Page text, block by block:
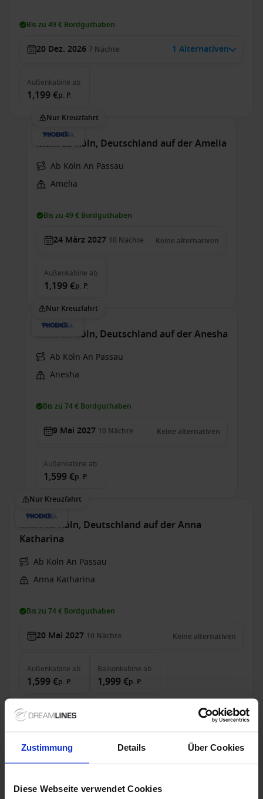
Zustimmung Details Über Cookies
Diese Webseite verwendet Cookies
Bis zu 49 € Bordguthaben
20 Dez. 2026 7 Nächte 1 Alternativen
Außenkabine ab
1,199 €p. P.
Nur Kreuzfahrt
Main ab Köln, Deutschland auf der Amelia
Ab Köln An Passau
Amelia
Bis zu 49 € Bordguthaben
24 März 2027 10 Nächte Keine alternativen
Außenkabine ab
1,199 €p. P.
Nur Kreuzfahrt
Main ab Köln, Deutschland auf der Anesha
Ab Köln An Passau
Anesha
Bis zu 74 € Bordguthaben
9 Mai 2027 10 Nächte Keine alternativen
Außenkabine ab
1,599 €p. P.
Nur Kreuzfahrt
Main ab Köln, Deutschland auf der Anna
Katharina
Ab Köln An Passau
Anna Katharina
Bis zu 74 € Bordguthaben
20 Mai 2027 10 Nächte Keine alternativen
Außenkabine ab
1,599 €p. P.
Balkonkabine ab
1,999 €p. P.
Ab / An Köln
Alles Inklusive